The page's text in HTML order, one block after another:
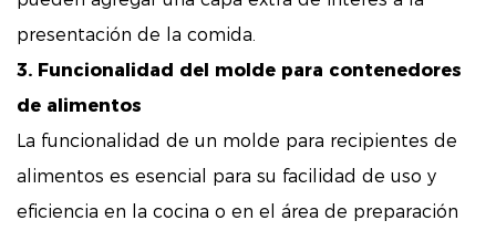
presentación de la comida.
3. Funcionalidad del molde para contenedores
de alimentos
La funcionalidad de un molde para recipientes de
alimentos es esencial para su facilidad de uso y
eficiencia en la cocina o en el área de preparación